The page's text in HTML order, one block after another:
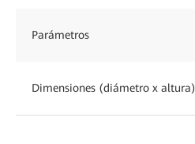
Parámetros
Dimensiones (diámetro x altura)